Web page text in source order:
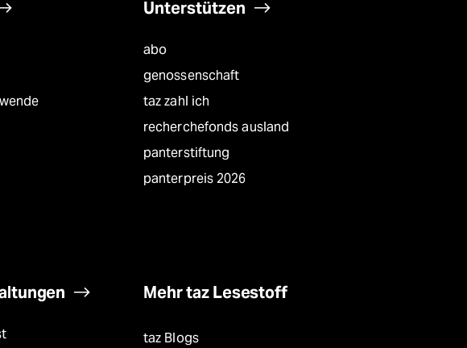
Unterstützen
abo
genossenschaft
taz zahl ich
recherchefonds ausland
panterstiftung
panterpreis 2026
Mehr taz Lesestoff
taz Blogs